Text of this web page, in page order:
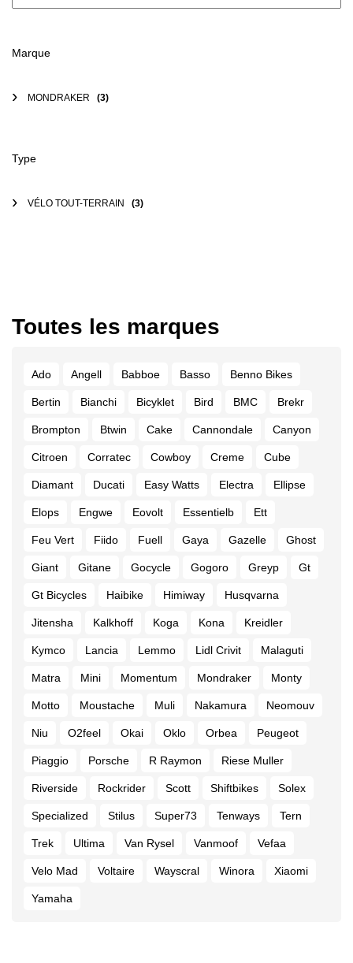
Marque
MONDRAKER (3)
Type
VÉLO TOUT-TERRAIN (3)
Toutes les marques
Ado Angell Babboe Basso Benno Bikes
Bertin Bianchi Bicyklet Bird BMC Brekr
Brompton Btwin Cake Cannondale Canyon
Citroen Corratec Cowboy Creme Cube
Diamant Ducati Easy Watts Electra Ellipse
Elops Engwe Eovolt Essentielb Ett
Feu Vert Fiido Fuell Gaya Gazelle Ghost
Giant Gitane Gocycle Gogoro Greyp Gt
Gt Bicycles Haibike Himiway Husqvarna
Jitensha Kalkhoff Koga Kona Kreidler
Kymco Lancia Lemmo Lidl Crivit Malaguti
Matra Mini Momentum Mondraker Monty
Motto Moustache Muli Nakamura Neomouv
Niu O2feel Okai Oklo Orbea Peugeot
Piaggio Porsche R Raymon Riese Muller
Riverside Rockrider Scott Shiftbikes Solex
Specialized Stilus Super73 Tenways Tern
Trek Ultima Van Rysel Vanmoof Vefaa
Velo Mad Voltaire Wayscral Winora Xiaomi
Yamaha